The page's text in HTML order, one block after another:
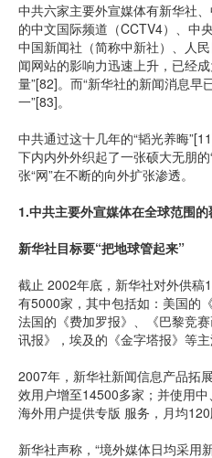
中共六家主要外宣媒体有新华社
的中文国际频道（CCTV4）、中
中国新闻社（简称中新社）、人
闻网站的影响力迅速上升，已经
量”[82]。而“新华社的新闻消息早
一”[83]。
中共通过这十几年的“韬光养晦
下内内外外织起了一张硕大无朋
张“网”在不断的向外扩张渗透。
1.中共主要外宣媒体在全球范围
新华社目标要“把地球管起来”
截止 2002年底，新华社对外供稿
有5000家，其中包括如：美国的
法国的《费加罗报》、《巴黎竞
讯报》，埃及的《金字塔报》等主
2007年，新华社新闻信息产品拓
效用户增至14500多家；并使用
海外用户提供专版 服务，月均
新华社声称，“境外媒体日均采用